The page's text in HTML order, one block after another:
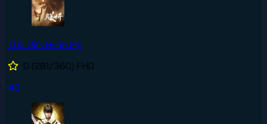
Thế Giới Hoàn Mỹ
0 (281/360) FHD
#8